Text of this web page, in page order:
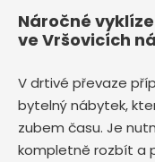
Náročné
ve Vršovicích
V drtivé převaze
bytelný nábytek,
zubem času. Je
kompletně rozbít a